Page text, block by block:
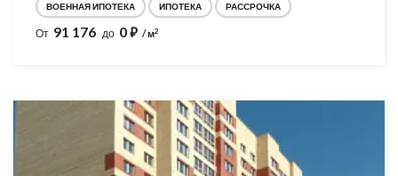
ВОЕННАЯ ИПОТЕКА ИПОТЕКА РАССРОЧКА
От 91 176 до 0⃏ / м2